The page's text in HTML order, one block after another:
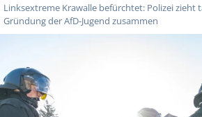
Linksextreme Krawalle befürchtet: Polizei zieht
Gründung der AfD-Jugend zusammen